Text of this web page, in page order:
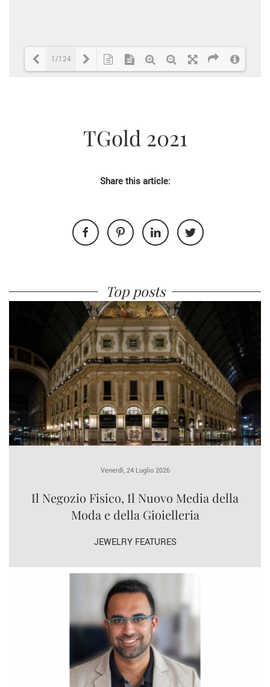
1/124
TGold 2021
Share this article:
Top posts
Venerdì, 24 Luglio 2026
Il Negozio Fisico, Il Nuovo Media della
Moda e della Gioielleria
JEWELRY FEATURES